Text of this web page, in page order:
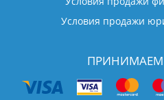
Условия продажи
ПРИНИМАЕМ